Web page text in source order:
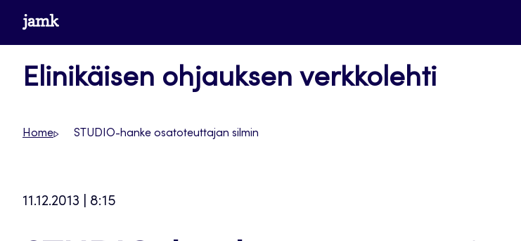
Siirrywww.jamk.fi
Elinikäisen ohjauksen verkkolehti
Home STUDIO-hanke osatoteuttajan silmin
11.12.2013 | 8:15